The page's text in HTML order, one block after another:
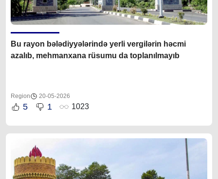
Bu rayon bələdiyyələrində yerli vergilərin həcmi
azalıb, mehmanxana rüsumu da toplanılmayıb
Region 20-05-2026
5 1 1023